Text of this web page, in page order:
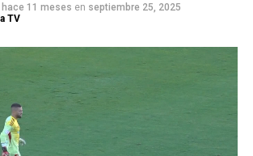
hace 11 meses en septiembre 25, 2025
TV